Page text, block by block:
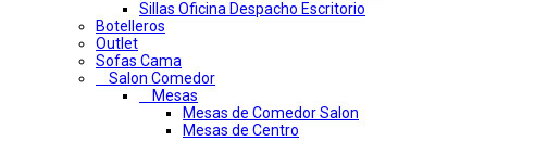
Sillas Oficina Despacho Escritorio
Botelleros
Outlet
Sofas Cama
Salon Comedor
Mesas
Mesas de Comedor Salon
Mesas de Centro